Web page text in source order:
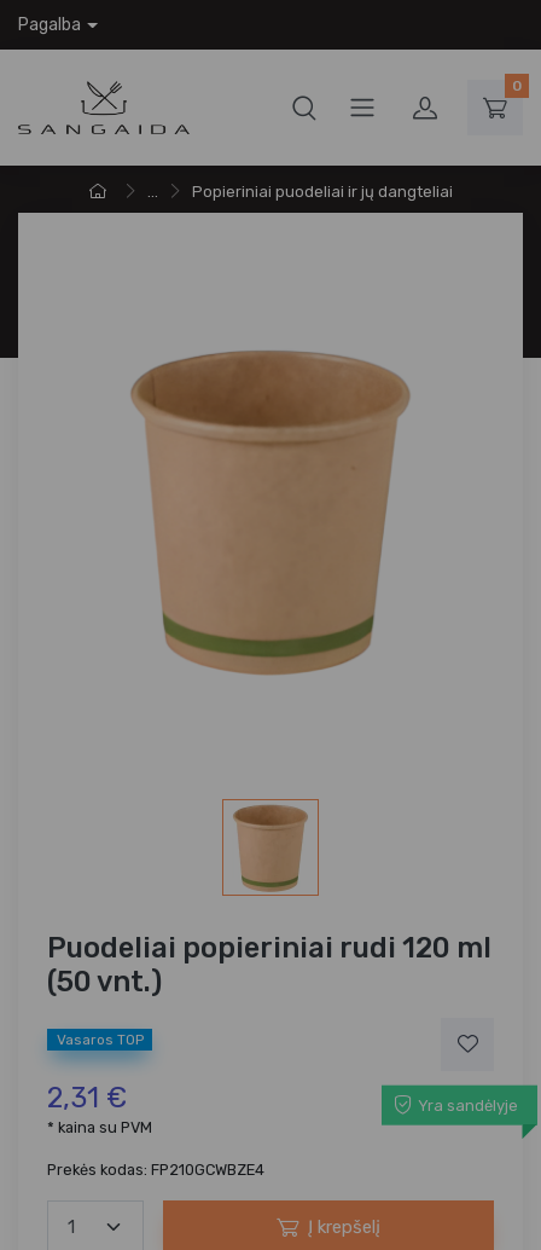
Pagalba
0
... Popieriniai puodeliai ir jų dangteliai
Puodeliai popieriniai rudi 120 ml
(50 vnt.)
Vasaros TOP
2,31 €
Yra sandėlyje
* kaina su PVM
Prekės kodas: FP210GCWBZE4
Į krepšelį